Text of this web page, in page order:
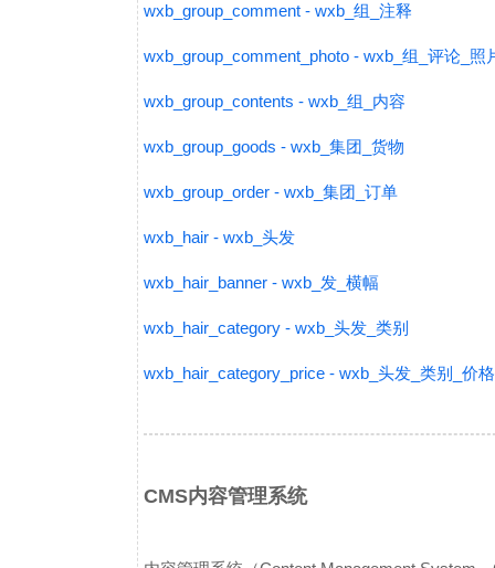
wxb_group_comment - wxb_组_注释
wxb_group_comment_photo - wxb_组_评论_照
wxb_group_contents - wxb_组_内容
wxb_group_goods - wxb_集团_货物
wxb_group_order - wxb_集团_订单
wxb_hair - wxb_头发
wxb_hair_banner - wxb_发_横幅
wxb_hair_category - wxb_头发_类别
wxb_hair_category_price - wxb_头发_类别_价格
CMS内容管理系统